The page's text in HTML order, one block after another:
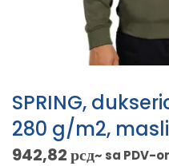
SPRING,
280 g/m2,
942,82рсд~ sa PDV-